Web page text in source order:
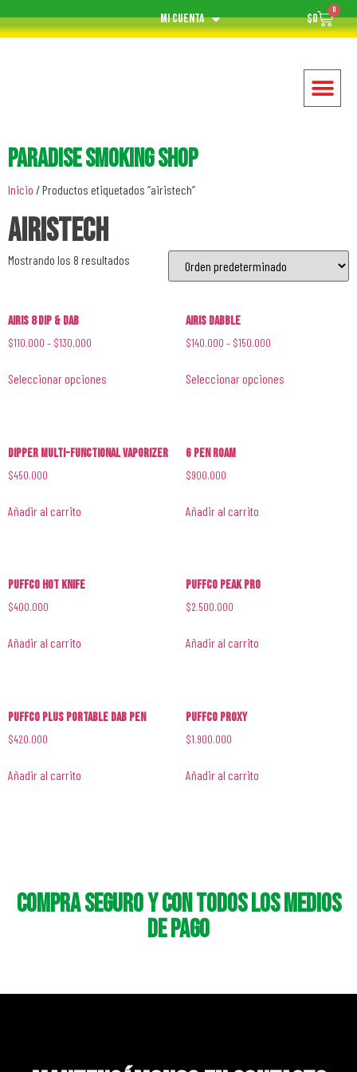
Mi cuenta $0
0
Paradise Smoking Shop
Inicio / Productos etiquetados “airistech”
airistech
Mostrando los 8 resultados
Airis 8 Dip & Dab
$110.000 – $130.000
Seleccionar opciones
Airis Dabble
$140.000 – $150.000
Seleccionar opciones
DIPPER Multi-Functional VAPORIZER
$450.000
Añadir al carrito
G Pen Roam
$900.000
Añadir al carrito
PUFFCO HOT KNIFE
$400.000
Añadir al carrito
PUFFCO PEAK PRO
$2.500.000
Añadir al carrito
PUFFCO PLUS PORTABLE DAB PEN
$420.000
Añadir al carrito
PUFFCO Proxy
$1.900.000
Añadir al carrito
Compra seguro y con todos los medios
de pago